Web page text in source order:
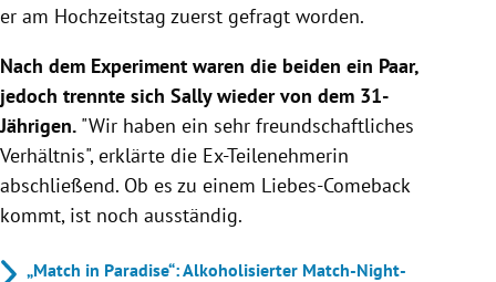
er am Hochzeitstag zuerst gefragt worden.
Nach dem Experiment waren die beiden ein Paar,
jedoch trennte sich Sally wieder von dem 31-
Jährigen. "Wir haben ein sehr freundschaftliches
Verhältnis", erklärte die Ex-Teilenehmerin
abschließend. Ob es zu einem Liebes-Comeback
kommt, ist noch ausständig.
„Match in Paradise“: Alkoholisierter Match-Night-